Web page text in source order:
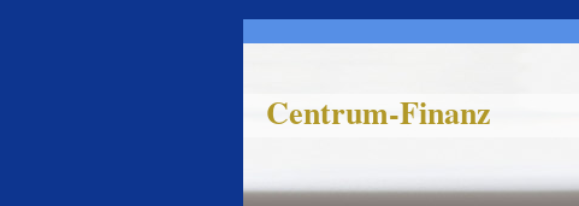
Centrum-Finanz